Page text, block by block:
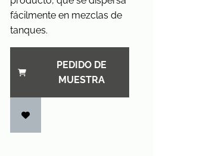
fácilmente en mezclas de
tanques.
PEDIDO DE
MUESTRA